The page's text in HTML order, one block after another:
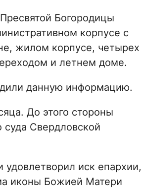
Богородицы
корпусе с
жилом корпусе, четырех
и летнем доме.
данную информацию.
До этого стороны
Свердловской
иск епархии,
иконы Божией Матери